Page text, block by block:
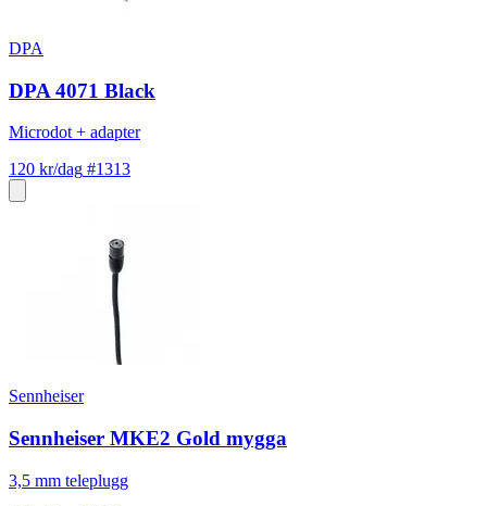
DPA
DPA 4071 Black
Microdot + adapter
120 kr/dag #1313
Sennheiser
Sennheiser MKE2 Gold mygga
3,5 mm teleplugg